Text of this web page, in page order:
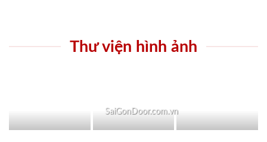
Thư viện hình ảnh
SaiGonDoor.com.vn